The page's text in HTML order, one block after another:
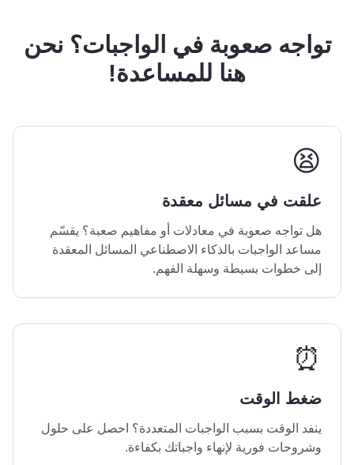
تواجه صعوبة في الواجبات؟ نحن
هنا للمساعدة!
😫
علقت في مسائل معقدة
هل تواجه صعوبة في معادلات أو مفاهيم صعبة؟ يقسّم
مساعد الواجبات بالذكاء الاصطناعي المسائل المعقدة
إلى خطوات بسيطة وسهلة الفهم.
⏰
ضغط الوقت
ينفد الوقت بسبب الواجبات المتعددة؟ احصل على حلول
وشروحات فورية لإنهاء واجباتك بكفاءة.